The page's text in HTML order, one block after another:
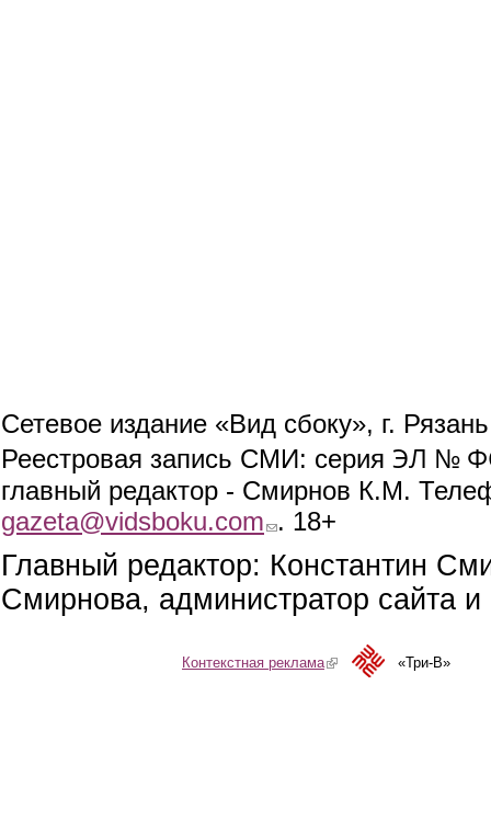
Сетевое издание «Вид сбоку», г.
Реестровая запись СМИ: серия ЭЛ №
главный редактор - Смирнов К.М.
gazeta@vidsboku.com (link sends e-mail)
. 18+
Главный редактор: Константин
Смирнова, администратор сайта
Контекстная реклама(link is external)«Три-В»